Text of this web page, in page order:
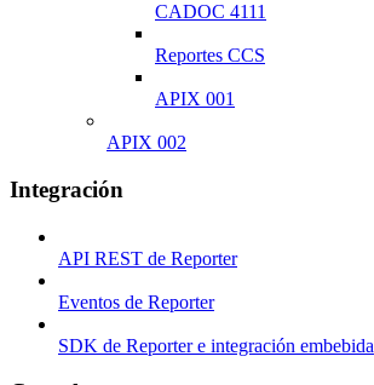
CADOC 4111
Reportes CCS
APIX 001
APIX 002
Integración
API REST de Reporter
Eventos de Reporter
SDK de Reporter e integración embebida